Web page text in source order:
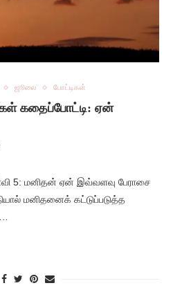
ஜூலை போட்டிகள்
கதைப்போட்டி: ஏன்
5: மனிதன் ஏன் இவ்வளவு பேராசை
மனிதனைக் கட்டுப்படுத்த